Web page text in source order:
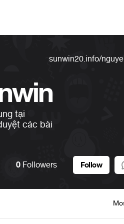
tại
các bài
sunwin20.info/
0 Followers Follow